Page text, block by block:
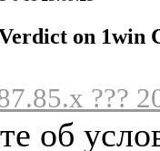
on 1win
???
об